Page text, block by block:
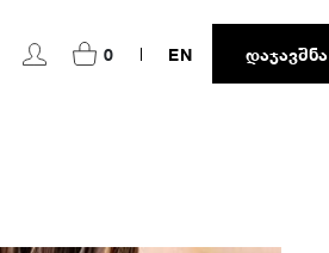
0 EN ᲓᲐᲯᲐᲕᲨᲜᲐ